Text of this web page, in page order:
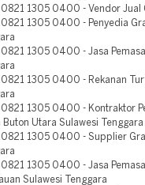
0821 1305 0400 - Vendor Jual
0821 1305 0400 - Penyedia
0821 1305 0400 - Jasa
0821 1305 0400 - Rekanan
0821 1305 0400 - Kontraktor
Buton Utara Sulawesi Tenggara
0821 1305 0400 - Supplier
0821 1305 0400 - Jasa
Sulawesi Tenggara